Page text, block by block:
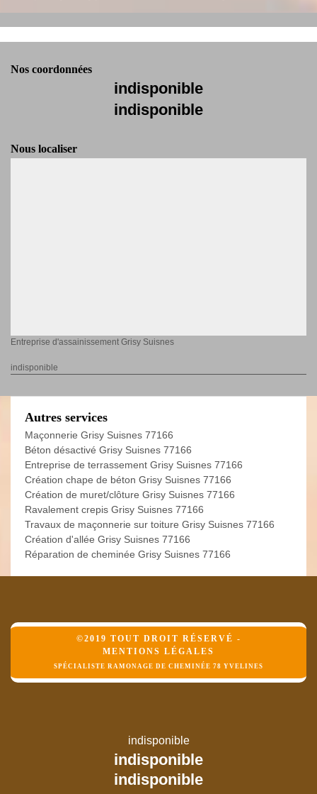
Nos coordonnées
indisponible
indisponible
Nous localiser
Entreprise d'assainissement Grisy Suisnes
indisponible
Autres services
Maçonnerie Grisy Suisnes 77166
Béton désactivé Grisy Suisnes 77166
Entreprise de terrassement Grisy Suisnes 77166
Création chape de béton Grisy Suisnes 77166
Création de muret/clôture Grisy Suisnes 77166
Ravalement crepis Grisy Suisnes 77166
Travaux de maçonnerie sur toiture Grisy Suisnes 77166
Création d'allée Grisy Suisnes 77166
Réparation de cheminée Grisy Suisnes 77166
©2019 TOUT DROIT RÉSERVÉ -
MENTIONS LÉGALES
SPÉCIALISTE RAMONAGE DE CHEMINÉE 78 YVELINES
indisponible
indisponible
indisponible